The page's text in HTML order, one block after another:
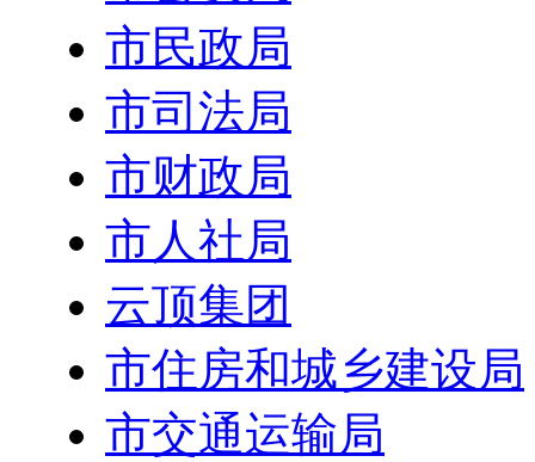
市民政局
市司法局
市财政局
市人社局
云顶集团
市住房和城乡建设局
市交通运输局